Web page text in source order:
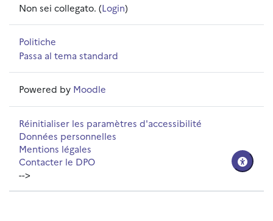
Non sei collegato. (Login)
Politiche
Passa al tema standard
Powered by Moodle
Réinitialiser les paramètres d'accessibilité
Données personnelles
Mentions légales
Contacter le DPO
-->